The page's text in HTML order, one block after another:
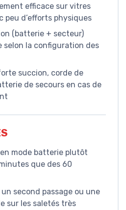
efficace sur vitres
peu d’efforts physiques
(batterie + secteur)
la configuration des
succion, corde de
de secours en cas de
mode batterie plutôt
que des 60
second passage ou une
sur les saletés très